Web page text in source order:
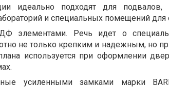
идеально подходят для
и специальных помещений для
элементами. Речь идет о
не только крепким и надежным, но
используется при оформлении
усиленными замками марки